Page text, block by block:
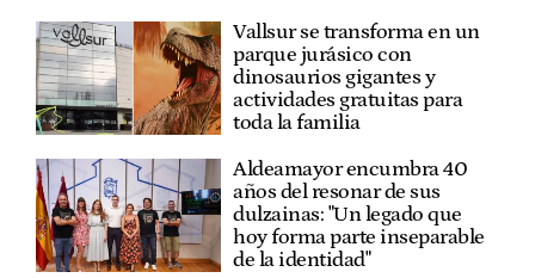
Vallsur se transforma en un
parque jurásico con
dinosaurios gigantes y
actividades gratuitas para
toda la familia
Aldeamayor encumbra 40
años del resonar de sus
dulzainas: "Un legado que
hoy forma parte inseparable
de la identidad"